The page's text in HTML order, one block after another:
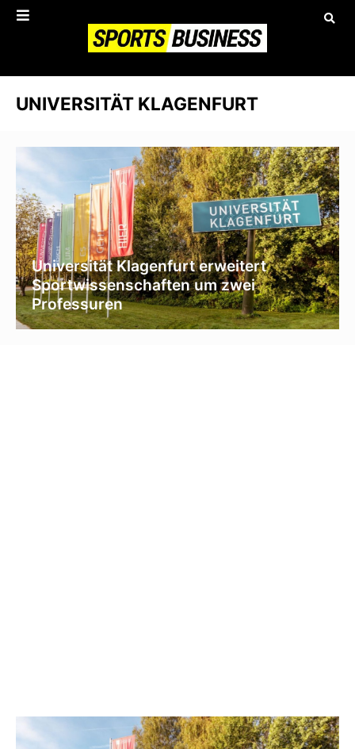
UNIVERSITÄT KLAGENFURT
Universität Klagenfurt erweitert
Sportwissenschaften um zwei
Professuren